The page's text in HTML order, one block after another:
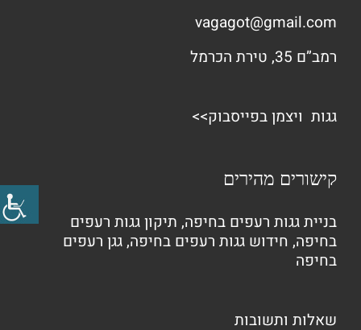
vagagot@gmail.com
רמב”ם 35, טירת הכרמל
גגות ויצמן בפייסבוק>>
קישורים מהירים
בניית גגות רעפים בחיפה, תיקון גגות רעפים
בחיפה, חידוש גגות רעפים בחיפה,גגן רעפים
בחיפה
שאלות ותשובות